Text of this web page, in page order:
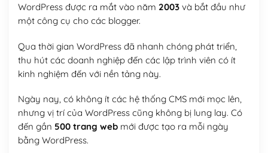
WordPress được ra mắt vào năm 2003và bắt đầu như
một công cụ cho các blogger.
Qua thời gian WordPress đã nhanh chóng phát triển,
thu hút các doanh nghiệp đến các lập trình viên có ít
kinh nghiệm đến với nền tảng này.
Ngày nay, có không ít các hệ thống CMS mới mọc lên,
nhưng vị trí của WordPress cũng không bị lung lay. Có
đến gần 500 trang webmới được tạo ra mỗi ngày
bằng WordPress.